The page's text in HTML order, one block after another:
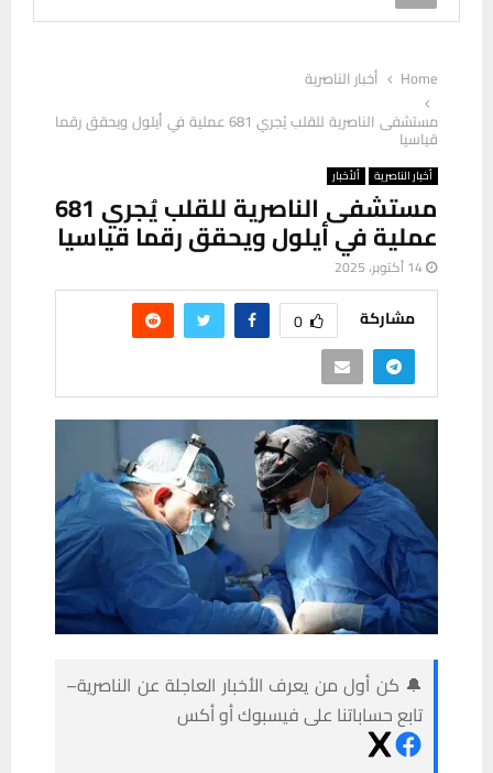
Home
أخبار الناصرية
مستشفى الناصرية للقلب يُجري 681 عملية في أيلول ويحقق رقما
قياسيا
أخبار الناصرية ألأخبار
مستشفى الناصرية للقلب يُجري 681
عملية في أيلول ويحقق رقما قياسيا
14 أكتوبر، 2025
مشاركة 0
🔔 كن أول من يعرف الأخبار العاجلة عن الناصرية–
تابع حساباتنا على فيسبوك أو أكس